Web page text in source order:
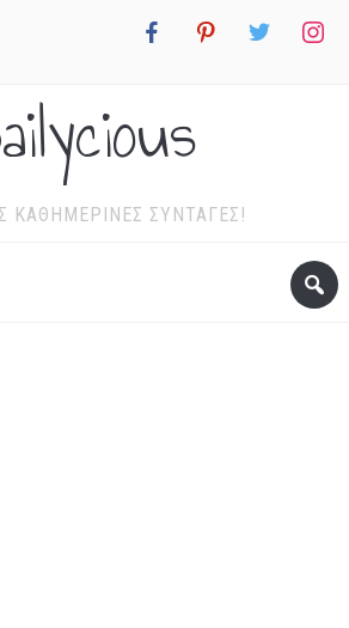
facebook pinterest twitter
ΚΑΘΗΜΕΡΙΝΈΣ ΣΥΝΤΑΓΈΣ!